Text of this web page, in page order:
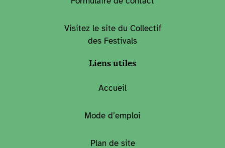
Visitez le site du Collectif
des Festivals
Liens utiles
Accueil
Mode d’emploi
Plan de site